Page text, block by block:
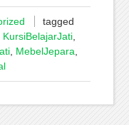
tagged
KursiBelajarJati,
, MebelJepara,